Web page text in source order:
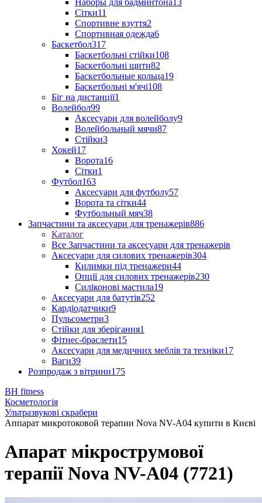
Наборы для бадминтона13
Сітки11
Спортивне взуття2
Спортивная одежда6
Баскетбол317
Баскетбольні стійки108
Баскетбольні щити82
Баскетбольные кольца19
Баскетбольні м'ячі108
Біг на дистанції1
Волейбол99
Аксесуари для волейболу9
Волейбольный мячи87
Стійки3
Хокей17
Ворота16
Сітки1
Футбол163
Аксесуари для футболу57
Ворота та сітки44
Футбольный мяч38
Запчастини та аксесуари для тренажерів886
Каталог
Все Запчастини та аксесуари для тренажерів
Аксесуари для силових тренажерів304
Килимки під тренажери44
Опції для силових тренажерів230
Силіконові мастила19
Аксесуари для батутів252
Кардіодатчики9
Пульсометри3
Стійки для зберігання1
Фітнес-браслети15
Аксесуари для медичних меблів та техніки17
Ваги39
Розпродаж з вітрини175
BH fitness
Косметологія
Ультразвукові скрабери
Аппарат микротоковой терапии Nova NV-A04 купити в Києві
Апарат мікрострумової
терапії Nova NV-A04 (7721)